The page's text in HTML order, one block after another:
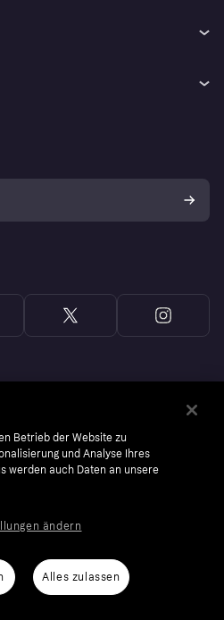
Klarna.com
Betrieb der Website zu
und Analyse Ihres
werden auch Daten an unsere
Alles zulassen
ändern